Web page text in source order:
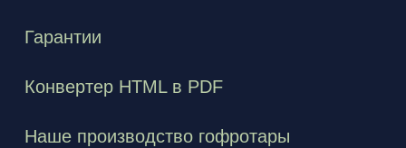
Гарантии
Конвертер HTML в PDF
Наше производство гофротары